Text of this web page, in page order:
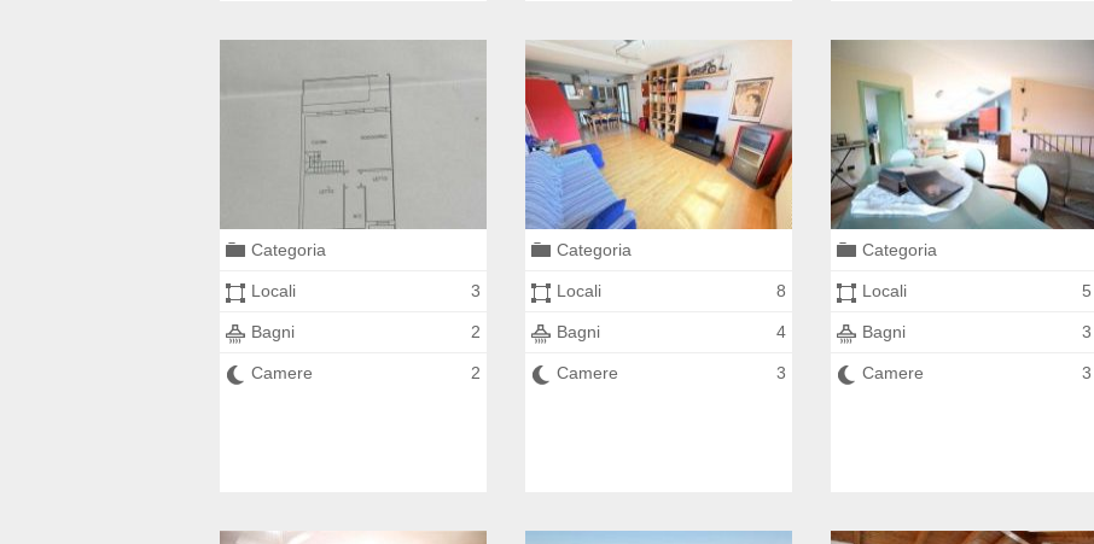
Categoria
Locali 3
Bagni 2
Camere 2
Categoria
Locali 8
Bagni 4
Camere 3
Categoria
Locali 5
Bagni 3
Camere 3